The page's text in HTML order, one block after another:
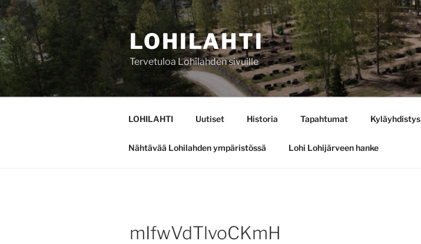
Siirry
sisältöön
LOHILAHTI
Tervetuloa Lohilahden sivuille
LOHILAHTI Uutiset Historia Tapahtumat Kyläyhdistys
Nähtävää Lohilahden ympäristössä Lohi Lohijärveen hanke
mIfwVdTlvoCKmH